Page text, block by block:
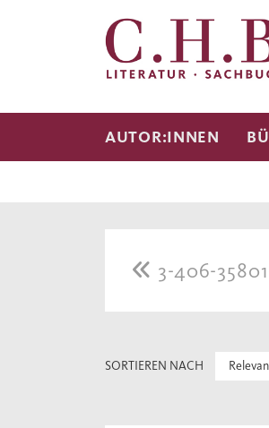
AUTOR:INNEN
3-406-
SORTIEREN NACH